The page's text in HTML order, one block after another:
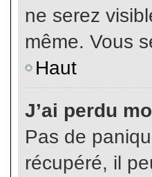
ne serez
même. Vous
Haut
J’ai perdu
Pas de
récupéré, il